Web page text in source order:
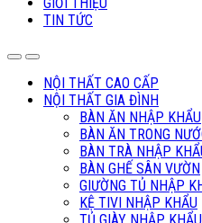
TIN TỨC
NỘI THẤT CAO CẤP
NỘI THẤT GIA ĐÌNH
BÀN ĂN NHẬP KHẨU
BÀN ĂN TRONG
BÀN TRÀ NHẬP
BÀN GHẾ SÂN VƯỜN
GIƯỜNG TỦ NHẬP
KỆ TIVI NHẬP KHẨU